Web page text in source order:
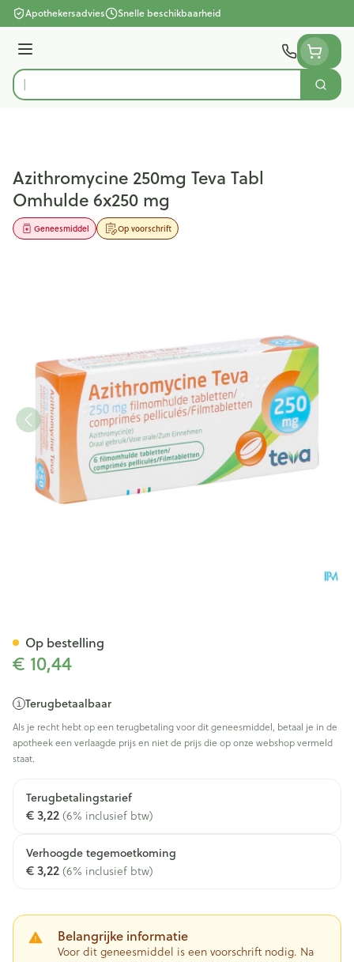
Ga naar de inhoud
Apothekersadvies Snelle beschikbaarheid
Menu
Product, merk, categorie...
Zoek
Azithromycine 250mg Teva Tabl
Omhulde 6x250 mg
Op voorschrift
Geneesmiddel
€ 10,44
Terugbetaalbaar
Als je recht hebt op een terugbetaling voor dit geneesmiddel, betaal je in de
apotheek een verlaagde prijs en niet de prijs die op onze webshop vermeld
staat.
Terugbetalingstarief
€ 3,22(6% inclusief btw)
Verhoogde tegemoetkoming
€ 3,22(6% inclusief btw)
Belangrijke informatie
Voor dit geneesmiddel is een voorschrift nodig. Na
Op bestelling